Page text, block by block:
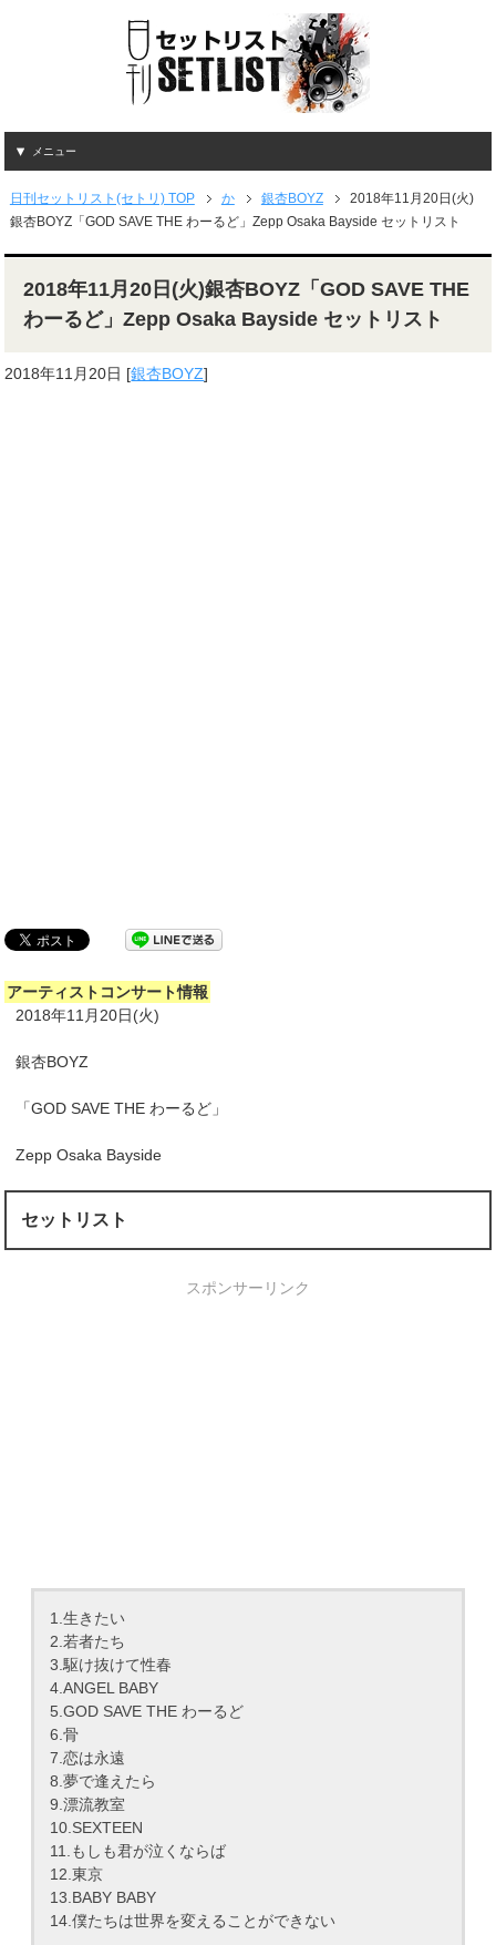
メニュー
日刊セットリスト(セトリ) TOP か 銀杏BOYZ
2018年11月20日(火)
銀杏BOYZ「GOD SAVE THE わーるど」Zepp Osaka Bayside セットリスト
2018年11月20日(火)銀杏BOYZ「GOD SAVE THE
わーるど」Zepp Osaka Bayside セットリスト
2018年11月20日 [銀杏BOYZ]
アーティストコンサート情報
2018年11月20日(火)
銀杏BOYZ
「GOD SAVE THE わーるど」
Zepp Osaka Bayside
セットリスト
スポンサーリンク
1.生きたい
2.若者たち
3.駆け抜けて性春
4.ANGEL BABY
5.GOD SAVE THE わーるど
6.骨
7.恋は永遠
8.夢で逢えたら
9.漂流教室
10.SEXTEEN
11.もしも君が泣くならば
12.東京
13.BABY BABY
14.僕たちは世界を変えることができない